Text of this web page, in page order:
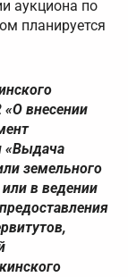
аукциона по
планируется
«О внесении
«Выдача
земельного
в ведении